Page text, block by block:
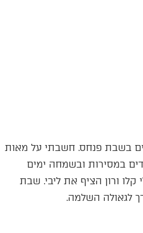
בשבת פנחס. חשבתי על מאות
במסירות ובשמחה ימים
קלו ורון הציף את ליבי. שבת